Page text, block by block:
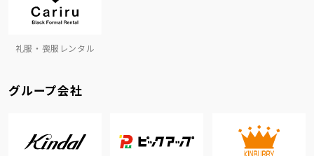
礼服・喪服レンタル
グループ会社